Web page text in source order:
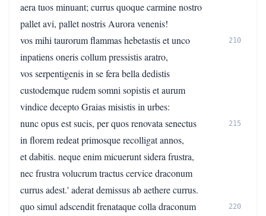
aera tuos minuant; currus quoque carmine nostro
pallet avi, pallet nostris Aurora venenis!
vos mihi taurorum flammas hebetastis et unco
210
inpatiens oneris collum pressistis aratro,
vos serpentigenis in se fera bella dedistis
custodemque rudem somni sopistis et aurum
vindice decepto Graias misistis in urbes:
nunc opus est sucis, per quos renovata senectus
215
in florem redeat primosque recolligat annos,
et dabitis. neque enim micuerunt sidera frustra,
nec frustra volucrum tractus cervice draconum
currus adest.' aderat demissus ab aethere currus.
quo simul adscendit frenataque colla draconum
220